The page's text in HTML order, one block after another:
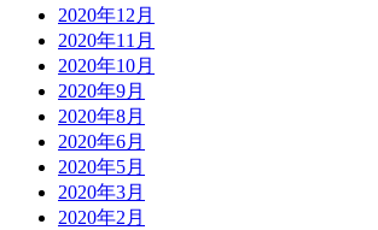
2020年12月
2020年11月
2020年10月
2020年9月
2020年8月
2020年6月
2020年5月
2020年3月
2020年2月